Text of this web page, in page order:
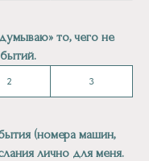
то, чего не
2 3
(номера машин,
лично для меня.